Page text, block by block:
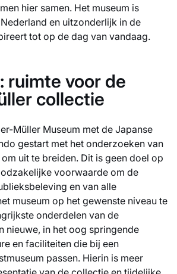
hier samen. Het museum is
en uitzonderlijk in de
tot op de dag van vandaag.
ruimte voor de
collectie
Müller Museum met de Japanse
gestart met het onderzoeken van
uit te breiden. Dit is geen doel op
voorwaarde om de
en van alle
museum op het gewenste niveau te
onderdelen van de
nieuwe, in het oog springende
en faciliteiten die bij een
passen. Hierin is meer